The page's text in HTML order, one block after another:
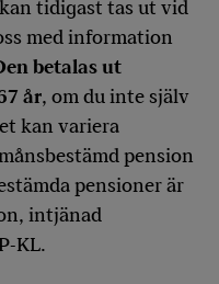
tidigast tas ut vid
med information
betalas ut
år, om du inte själv
kan variera
pension
pensioner är
intjänad
KL.